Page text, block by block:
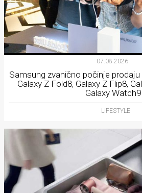
07.08.2026.
Samsung zvanično počinje prodaju
Galaxy Z Fold8, Galaxy Z Flip8,
Galaxy Watch9
LIFESTYLE